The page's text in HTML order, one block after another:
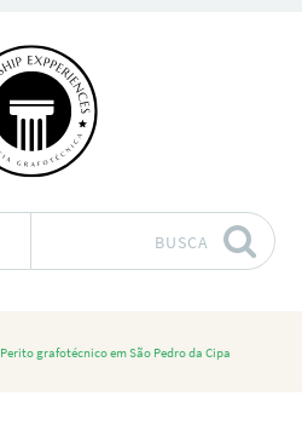
BUSCA
Perito grafotécnico em São Pedro da Cipa